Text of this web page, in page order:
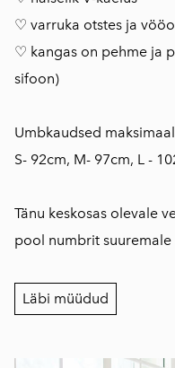
♡ varruka otstes ja
♡ kangas on pehme ja
sifoon)
Umbkaudsed
S- 92cm, M- 97cm, L -
Tänu keskosas olevale
pool numbrit suuremale
Läbi müüdud